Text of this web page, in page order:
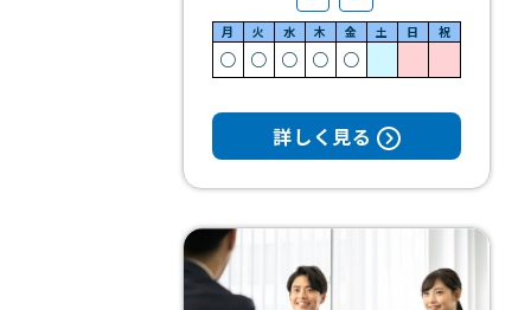
詳しく見る
月 火 水 木 金 土 日 祝
○ ○ ○ ○ ○